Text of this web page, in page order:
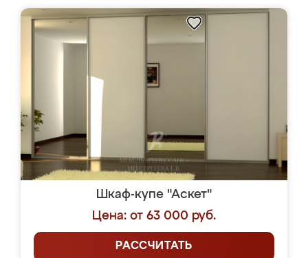
Шкаф-купе "Аскет"
Цена: от 63 000 руб.
РАССЧИТАТЬ